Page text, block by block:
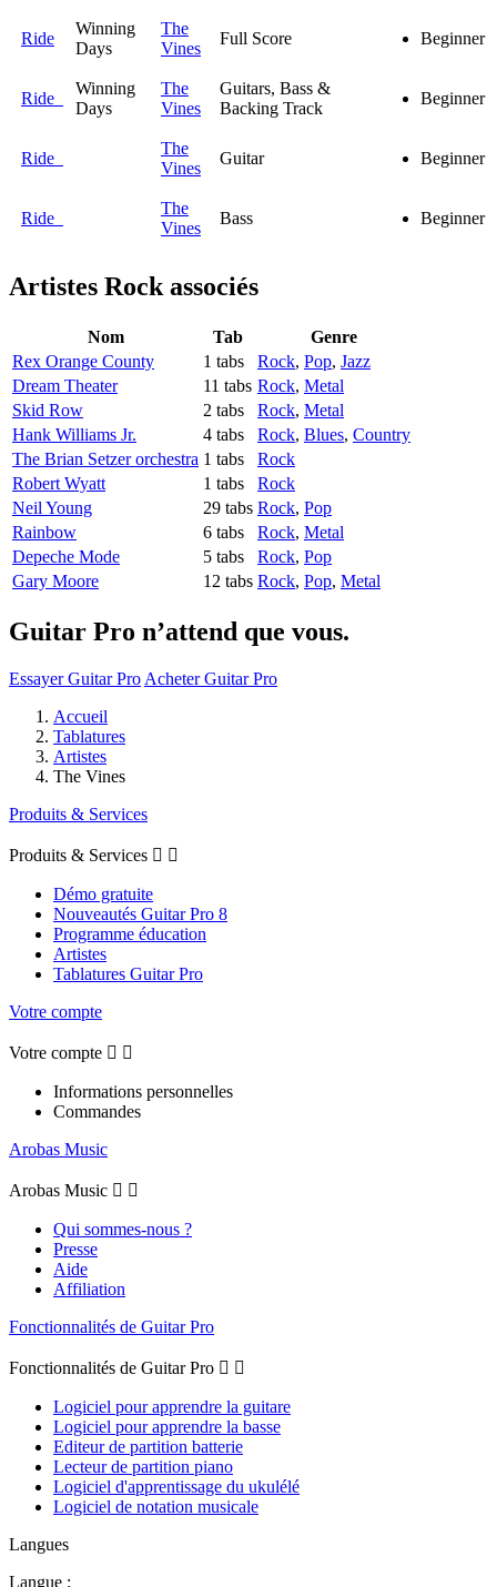
Ride
Winning
Days
The
Vines
Full Score Beginner
Ride
Winning
Days
The
Vines
Guitars, Bass &
Backing Track
Beginner
Ride
The
Vines
Guitar Beginner
Ride
The
Vines
Bass Beginner
Artistes Rockassociés
Nom Tab
Genre
Rex Orange County
1 tabs Rock, Pop, Jazz
Dream Theater
11 tabs Rock, Metal
Skid Row
2 tabs Rock, Metal
Hank Williams Jr.
4 tabs Rock, Blues, Country
The Brian Setzer orchestra 1 tabs
Rock
Robert Wyatt
1 tabs
Rock
Neil Young
29 tabs Rock, Pop
Rainbow
6 tabs Rock, Metal
Depeche Mode
5 tabs Rock, Pop
Gary Moore
12 tabs Rock, Pop, Metal
Guitar Pro n’attend que vous.
Essayer Guitar Pro Acheter Guitar Pro
Accueil
Tablatures
Artistes
The Vines
Produits & Services
Produits & Services  
Démo gratuite
Nouveautés Guitar Pro 8
Programme éducation
Artistes
Tablatures Guitar Pro
Votre compte
Votre compte  
Informations personnelles
Commandes
Arobas Music
Arobas Music  
Qui sommes-nous ?
Presse
Aide
Affiliation
Fonctionnalités de Guitar Pro
Fonctionnalités de Guitar Pro  
Logiciel pour apprendre la guitare
Logiciel pour apprendre la basse
Editeur de partition batterie
Lecteur de partition piano
Logiciel d'apprentissage du ukulélé
Logiciel de notation musicale
Langues
Langue :